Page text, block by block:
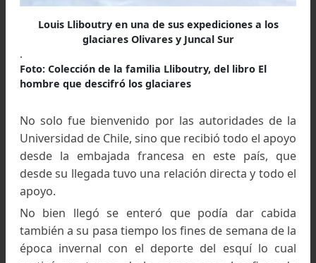
mismo, y soñar con nuevos horizontes que
abrían en su nueva vida profesional; luego de
escala en Brasil, desembarcó en Buenos
donde tomó el tren trasandino hacia su
final Santiago de Chile.
conocimientos, produciendo un gran placer
enseñanzas de sus fundamentos, si bien cada
eran un desafío, también cada una de ellas
llena de orgullo y placer de enseñar, lo que
largo de sus años de estudiante e
había logrado reunir conocimiento y experiencia.
Su periplo en la travesía en tren le deja no